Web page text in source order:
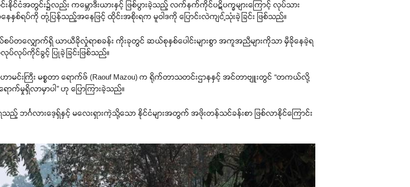
င်ငံအတွင်း၌လည်း ကမ္ဘောဒီးယားနှင့် ဖြစ်ပွားခဲ့သည့် လက်နက်ကိုင်ပဋိပက္ခများကြောင့် လုပ်သား
နေနှစ်ရပ်ကို တုံ့ပြန်သည့်အနေဖြင့် ထိုင်းအစိုးရက မူဝါဒကို ပြောင်းလဲကျင့်သုံးခဲ့ခြင်း ဖြစ်သည်။
တလျှောက်ရှိ ယာယီခိုလှုံရာစခန်း ကိုးခုတွင် ဆယ်စုနှစ်ပေါင်းများစွာ အကူအညီများကိုသာ မှီခိုနေခဲ့ရ
ပ်လုပ်ကိုင်ခွင့် ပြုခဲ့ခြင်းဖြစ်သည်။
မင်းကြီး မစ္စတာ ရောက်ဖ် (Raouf Mazou) က ရိုက်တာသတင်းဌာနနှင့် အင်တာဗျူးတွင် “တကယ်လို့
က်မှုရှိလာမှာပါ” ဟု ပြောကြားခဲ့သည်။
ဘင်္ဂလားဒေ့ရှ်နှင့် မလေးရှားကဲ့သို့သော နိုင်ငံများအတွက် အဖိုးတန်သင်ခန်းစာ ဖြစ်လာနိုင်ကြောင်း